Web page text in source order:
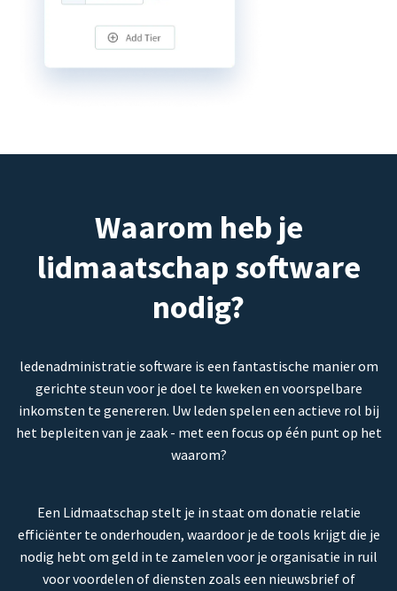
Waarom heb je
lidmaatschap software
nodig?
ledenadministratie software is een fantastische manier om
gerichte steun voor je doel te kweken en voorspelbare
inkomsten te genereren. Uw leden spelen een actieve rol bij
het bepleiten van je zaak - met een focus op één punt op het
waarom?
Een Lidmaatschap stelt je in staat om donatie relatie
efficiënter te onderhouden, waardoor je de tools krijgt die je
nodig hebt om geld in te zamelen voor je organisatie in ruil
voor voordelen of diensten zoals een nieuwsbrief of